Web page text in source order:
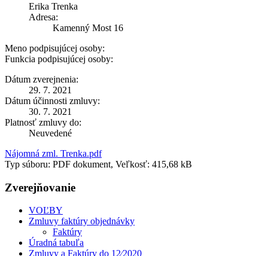
Erika Trenka
Adresa:
Kamenný Most 16
Meno podpisujúcej osoby:
Funkcia podpisujúcej osoby:
Dátum zverejnenia:
29. 7. 2021
Dátum účinnosti zmluvy:
30. 7. 2021
Platnosť zmluvy do:
Neuvedené
Nájomná zml. Trenka.pdf
Typ súboru: PDF dokument, Veľkosť: 415,68 kB
Zverejňovanie
VOĽBY
Zmluvy faktúry objednávky
Faktúry
Úradná tabuľa
Zmluvy a Faktúry do 12⁄2020